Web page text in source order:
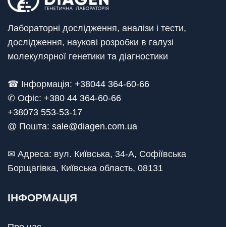
Лабораторні дослідження, аналізи і тести,
дослідження, наукові розробки в галузі
молекулярної генетики та діагностики
☎ Інформація: +38044 364-60-66
✆ Офіс: +380 44 364-60-66
+38073 553-53-17
@ Пошта: sale@diagen.com.ua
✉ Адреса: вул. Київська, 34-А, Софіївська
Борщагівка, Київська область, 08131
ІНФОРМАЦІЯ